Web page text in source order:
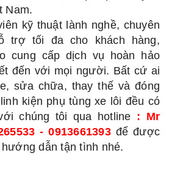
Nam.
kỹ thuật lành nghề, chuyên
trợ tối đa cho khách hàng,
cung cấp dịch vụ hoàn hảo
đến với mọi người. Bất cứ ai
sửa chữa, thay thế và đóng
kiện phụ tùng xe lôi đều có
chúng tôi qua hotline : Mr
- 0913661393 để được
dẫn tận tình nhé.